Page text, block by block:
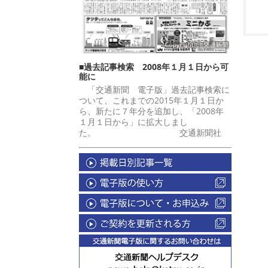
■過去記事検索 2008年１月１日から可
能に
「交通新聞 電子版」過去記事検索に
ついて、これまでの2015年１月１日か
ら、新たに７年分を追加し、「2008年
１月１日から」に拡大しまし
た。 交通新聞社